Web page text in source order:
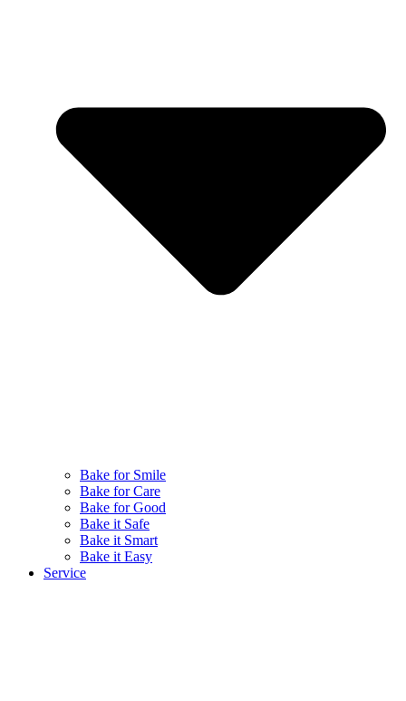
Bake for Smile
Bake for Care
Bake for Good
Bake it Safe
Bake it Smart
Bake it Easy
Service